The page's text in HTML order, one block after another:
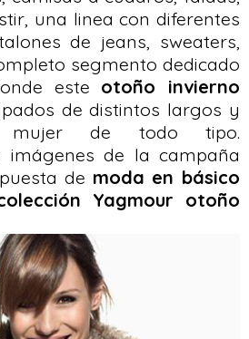
una linea con diferentes
de jeans, sweaters,
segmento dedicado
este otoño invierno
de distintos largos y
mujer de todo tipo.
imágenes de la campaña
de moda en básico
Yagmour otoño